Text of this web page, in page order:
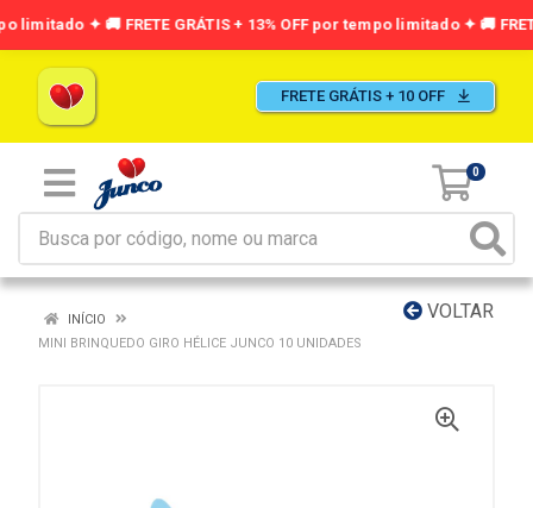
FRETE GRÁTIS + 10 OFF
0
VOLTAR
INÍCIO
MINI BRINQUEDO GIRO HÉLICE JUNCO 10 UNIDADES